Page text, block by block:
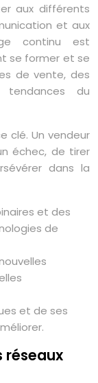
aux différents
et aux
continu est
se former et se
de vente, des
tendances du
clé. Un vendeur
échec, de tirer
dans la
et des
de
et de ses
réseaux